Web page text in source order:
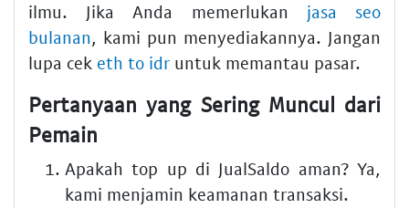
ilmu. Jika Anda memerlukan jasa seo
bulanan, kami pun menyediakannya. Jangan
lupa cek eth to idr untuk memantau pasar.
Pertanyaan yang Sering Muncul dari
Pemain
Apakah top up di JualSaldo aman? Ya,
kami menjamin keamanan transaksi.